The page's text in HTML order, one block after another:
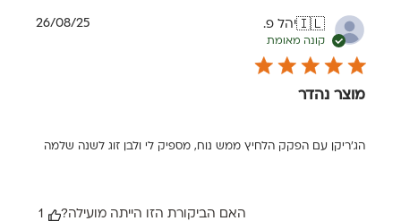
🇮🇱יהל פ.
קונה מאומת
מוצר נהדר
הג׳ריקן עם הפקק הלחיץ ממש נוח, מספיק לי ולבן זוג לשנה שלמה
תאריך26/08/25
האם הביקורת הזו הייתה מועילה?
1